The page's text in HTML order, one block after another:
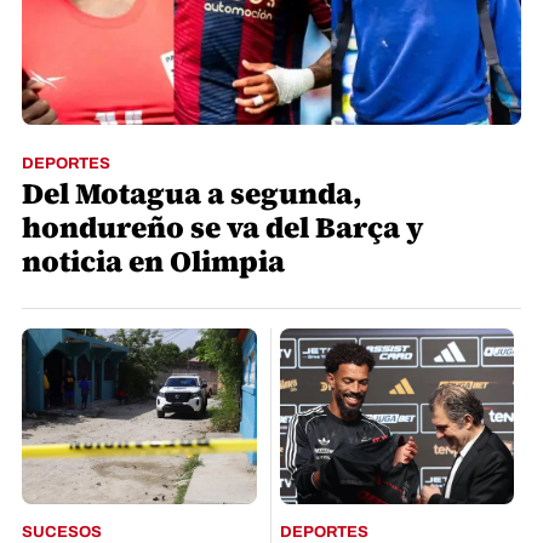
DEPORTES
Del Motagua a segunda,
hondureño se va del Barça y
noticia en Olimpia
SUCESOS DEPORTES